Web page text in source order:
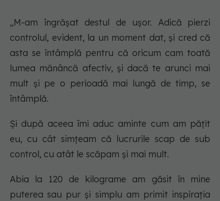
„M-am îngrășat destul de ușor. Adică pierzi
controlul, evident, la un moment dat, și cred că
asta se întâmplă pentru că oricum cam toată
lumea mănâncă afectiv, și dacă te arunci mai
mult și pe o perioadă mai lungă de timp, se
întâmplă.
Și după aceea îmi aduc aminte cum am pățit
eu, cu cât simțeam că lucrurile scap de sub
control, cu atât le scăpam și mai mult.
Abia la 120 de kilograme am găsit în mine
puterea sau pur și simplu am primit inspirația